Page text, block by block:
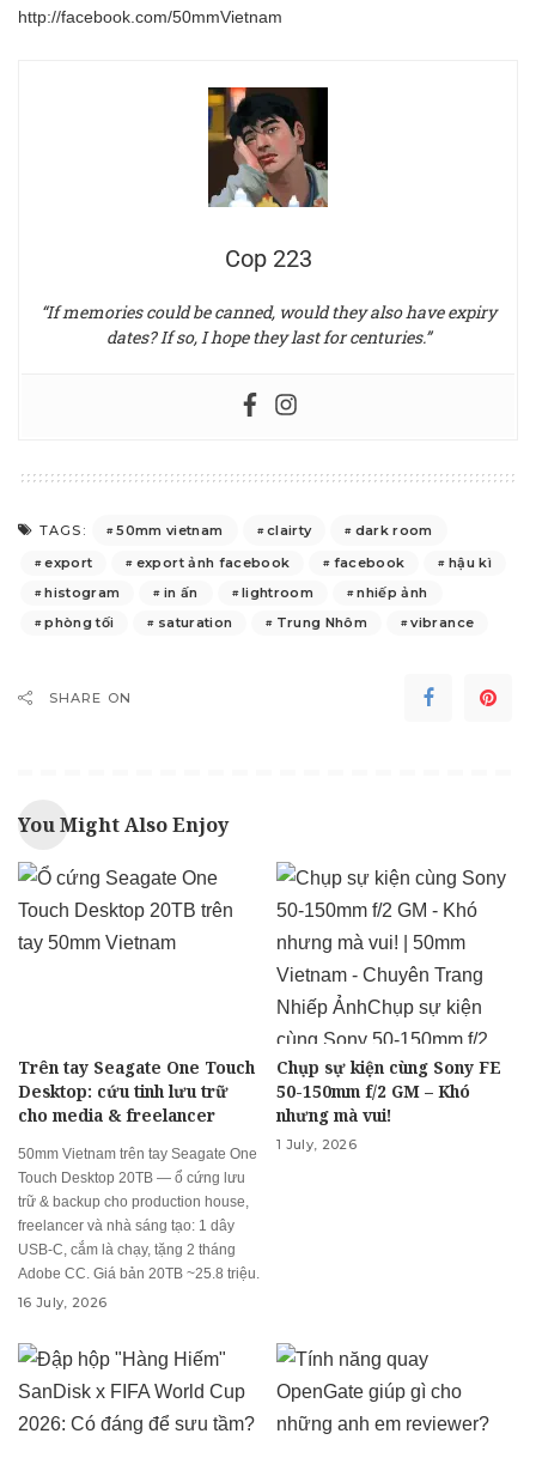
http://facebook.com/50mmVietnam
Cop 223
“If memories could be canned, would they also have expiry
dates? If so, I hope they last for centuries.”
TAGS: 50mm vietnam clairty
dark room
export
export ảnh facebook facebook
hậu kì
histogram
in ấn lightroom
nhiếp ảnh
phòng tối
saturation Trung Nhôm vibrance
SHARE ON
You Might Also Enjoy
Trên tay Seagate One Touch
Desktop: cứu tinh lưu trữ
cho media & freelancer
50mm Vietnam trên tay Seagate One
Touch Desktop 20TB — ổ cứng lưu
trữ & backup cho production house,
freelancer và nhà sáng tạo: 1 dây
USB-C, cắm là chạy, tặng 2 tháng
Adobe CC. Giá bản 20TB ~25.8 triệu.
16 July, 2026
Chụp sự kiện cùng Sony FE
50-150mm f/2 GM – Khó
nhưng mà vui!
1 July, 2026